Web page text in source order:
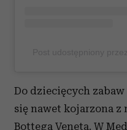
Do dziecięcych
się nawet kojarzona z
Bottega Veneta. W